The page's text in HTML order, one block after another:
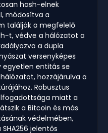
hash-elnek
módosítva a
találják a megfelelő
t, védve a hálózatot a
a dupla
versenyképes
entitás se
hozzájárulva a
Robusztus
miatt a
a Bitcoin és más
védelmében,
jelentős